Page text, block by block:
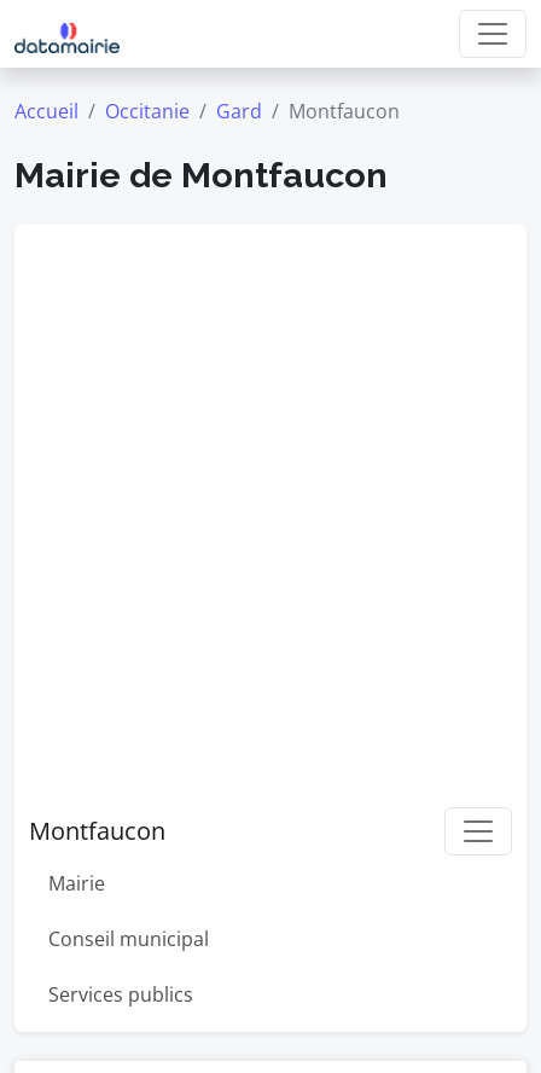
Accueil Occitanie Gard Montfaucon
Mairie de Montfaucon
Montfaucon
Mairie
Conseil municipal
Services publics